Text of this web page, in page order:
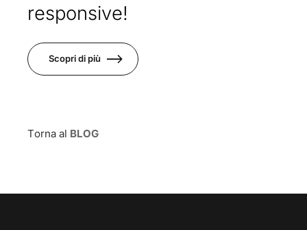
responsive!
Scopri di più
Torna al BLOG